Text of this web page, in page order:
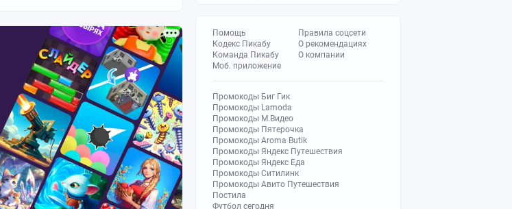
Помощь
Кодекс Пикабу
Команда Пикабу
Моб. приложение
Правила соцсети
О рекомендациях
О компании
Промокоды Биг Гик
Промокоды Lamoda
Промокоды М.Видео
Промокоды Пятерочка
Промокоды Aroma Butik
Промокоды Яндекс Путешествия
Промокоды Яндекс Еда
Промокоды Ситилинк
Промокоды Авито Путешествия
Постила
Футбол сегодня